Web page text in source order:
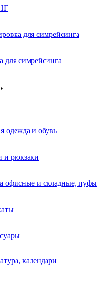
для симрейсинга
для симрейсинга
одежда и обувь
и рюкзаки
офисные и складные, пуфы
календари